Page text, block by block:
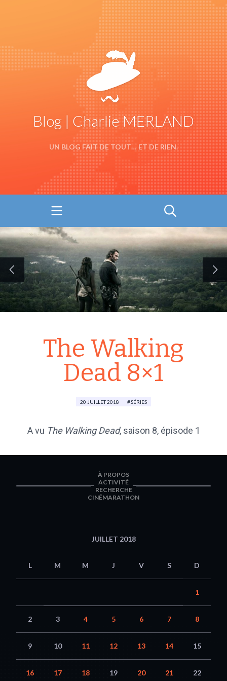
Blog | Charlie MERLAND
UN BLOG FAIT DE TOUT… ET DE RIEN.
The Walking
Dead 8×1
20 JUILLET 2018 SÉRIES
A vu The Walking Dead, saison 8, épisode 1
À PROPOS
ACTIVITÉ
RECHERCHE
CINÉMARATHON
JUILLET 2018
L M M J V S D
1
2 3 4 5 6 7 8
9 10 11 12 13 14 15
16 17 18 19 20 21 22